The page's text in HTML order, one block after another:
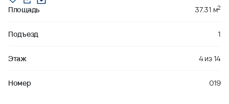
Площадь 37.31 м2
Подъезд 1
Этаж 4 из14
Номер 019